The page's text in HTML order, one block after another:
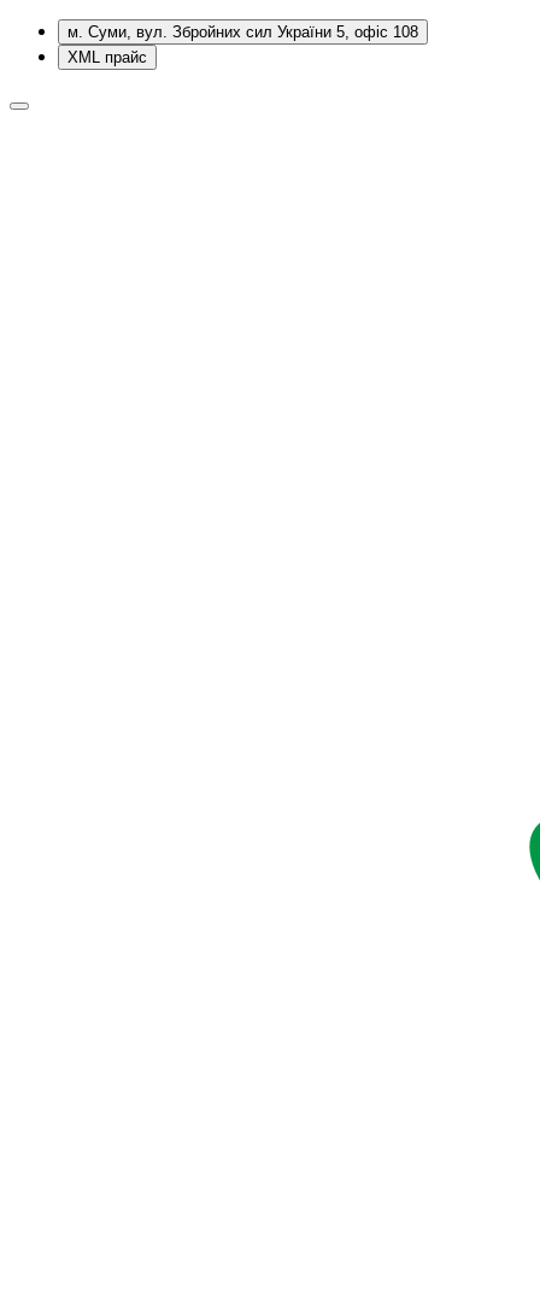
м. Суми, вул. Збройних сил України 5, офіс 108
XML прайс